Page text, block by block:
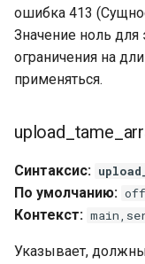
ошибка 413
Значение ноль для
ограничения на
применяться.
Синтаксис:
По умолчанию: off
Контекст:
Указывает,